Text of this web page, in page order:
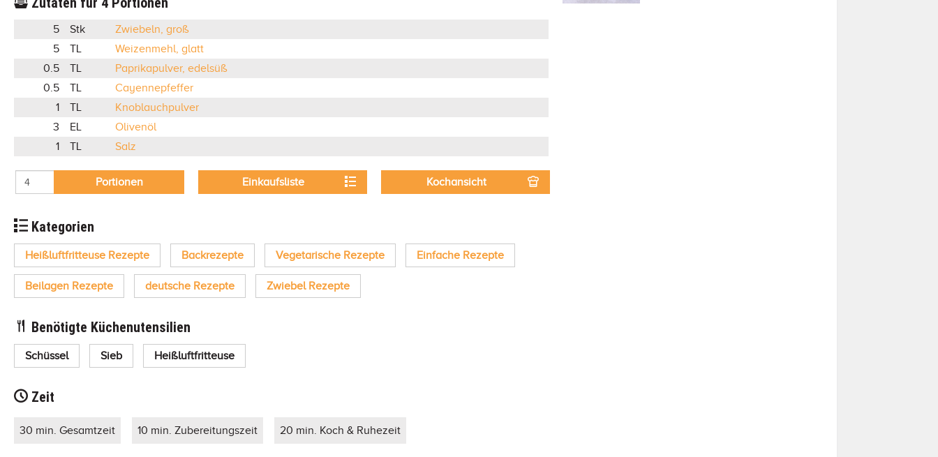
5 Stk
Zwiebeln, groß
5
TL
Weizenmehl, glatt
0.5
TL
Paprikapulver, edelsüß
0.5
TL
Cayennepfeffer
1
TL
Knoblauchpulver
3
EL
Olivenöl
1
TL Salz
Portionen Einkaufsliste Kochansicht
Kategorien
Heißluftfritteuse Rezepte Backrezepte Vegetarische Rezepte Einfache Rezepte
Beilagen Rezepte deutsche Rezepte Zwiebel Rezepte
Benötigte Küchenutensilien
Schüssel Sieb Heißluftfritteuse
Zeit
30 min. Gesamtzeit 10 min. Zubereitungszeit 20 min. Koch & Ruhezeit